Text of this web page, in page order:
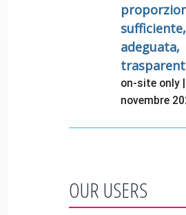
adeguata,
on-site only
novembre
OUR USERS